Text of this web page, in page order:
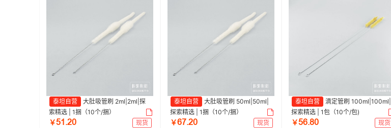
泰坦自营
大肚吸管刷 2ml|2ml|探
索精选 | 1捆（10个/捆）
￥œǝŤſř
现货
泰坦自营
大肚吸管刷 50ml|50ml|
探索精选 | 1捆（10个/捆）
￥ƧƚŤſř
现货
泰坦自营
滴定管刷 100ml|100ml|
探索精选 | 1包（10个/包)
￥œƧŤȬř
现货